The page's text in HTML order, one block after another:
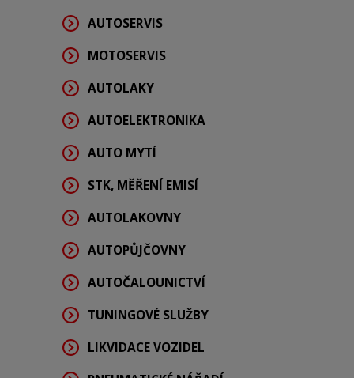
AUTOSERVIS
MOTOSERVIS
AUTOLAKY
AUTOELEKTRONIKA
AUTO MYTÍ
STK, MĚŘENÍ EMISÍ
AUTOLAKOVNY
AUTOPŮJČOVNY
AUTOČALOUNICTVÍ
TUNINGOVÉ SLUŽBY
LIKVIDACE VOZIDEL